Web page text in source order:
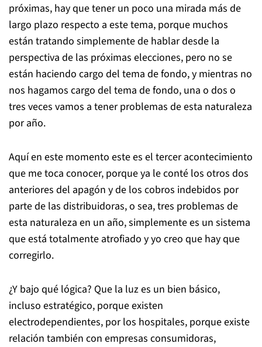
próximas, hay que tener un poco una mirada más de
largo plazo respecto a este tema, porque muchos
están tratando simplemente de hablar desde la
perspectiva de las próximas elecciones, pero no se
están haciendo cargo del tema de fondo, y mientras no
nos hagamos cargo del tema de fondo, una o dos o
tres veces vamos a tener problemas de esta naturaleza
por año.
Aquí en este momento este es el tercer acontecimiento
que me toca conocer, porque ya le conté los otros dos
anteriores del apagón y de los cobros indebidos por
parte de las distribuidoras, o sea, tres problemas de
esta naturaleza en un año, simplemente es un sistema
que está totalmente atrofiado y yo creo que hay que
corregirlo.
¿Y bajo qué lógica? Que la luz es un bien básico,
incluso estratégico, porque existen
electrodependientes, por los hospitales, porque existe
relación también con empresas consumidoras,